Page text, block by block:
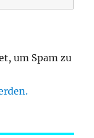
um Spam zu